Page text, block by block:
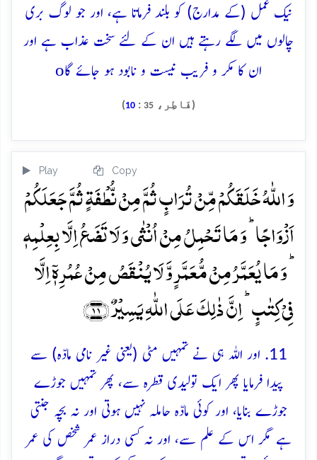
نیک عمل (کے مدارج) کو بلند فرماتا ہے، اور جو لوگ بری
چالوں میں لگے رہتے ہیں ان کے لئے سخت عذاب ہے اور
ان کا مکر و فریب نیست و نابود ہو جائے گاo
(فَاطِر، 35
:
10
)
Play Copy
وَ اللّٰہُ خَلَقَکُمۡ مِّنۡ تُرَابٍ ثُمَّ مِنۡ نُّطۡفَۃٍ ثُمَّ جَعَلَکُمۡ
اَزۡوَاجًا ؕ وَ مَا تَحۡمِلُ مِنۡ اُنۡثٰی وَ لَا تَضَعُ اِلَّا بِعِلۡمِہٖ
ؕ وَ مَا یُعَمَّرُ مِنۡ مُّعَمَّرٍ وَّ لَا یُنۡقَصُ مِنۡ عُمُرِہٖۤ اِلَّا
فِیۡ کِتٰبٍ ؕ اِنَّ ذٰلِکَ عَلَی اللّٰہِ یَسِیۡرٌ ﴿۱۱﴾
11. اور اللہ ہی نے تمہیں مٹی (یعنی غیر نامی مادّہ) سے
پیدا فرمایا پھر ایک تولیدی قطرہ سے، پھر تمہیں جوڑے
جوڑے بنایا، اور کوئی مادّہ حاملہ نہیں ہوتی اور نہ بچہ جنتی
ہے مگر اس کے علم سے، اور نہ کسی دراز عمر شخص کی عمر